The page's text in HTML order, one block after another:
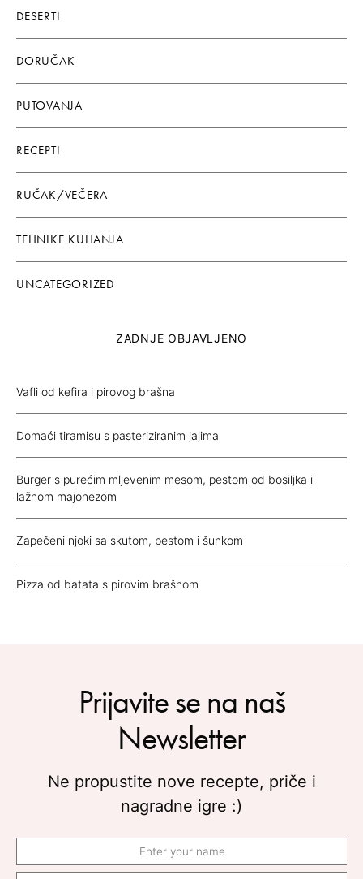
DESERTI
DORUČAK
PUTOVANJA
RECEPTI
RUČAK/VEČERA
TEHNIKE KUHANJA
UNCATEGORIZED
ZADNJE OBJAVLJENO
Vafli od kefira i pirovog brašna
Domaći tiramisu s pasteriziranim jajima
Burger s purećim mljevenim mesom, pestom od bosiljka i
lažnom majonezom
Zapečeni njoki sa skutom, pestom i šunkom
Pizza od batata s pirovim brašnom
Prijavite se na naš
Newsletter
Ne propustite nove recepte, priče i
nagradne igre :)